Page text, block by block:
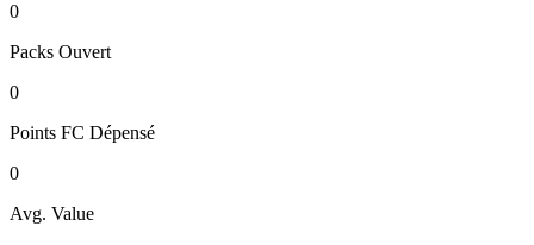
0
Packs Ouvert
0
Points FC Dépensé
0
Avg. Value